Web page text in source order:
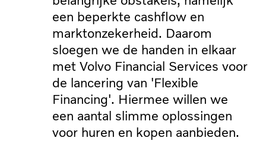
een beperkte cashflow en
marktonzekerheid. Daarom
sloegen we de handen in elkaar
met Volvo Financial Services voor
de lancering van 'Flexible
Financing'. Hiermee willen we
een aantal slimme oplossingen
voor huren en kopen aanbieden.